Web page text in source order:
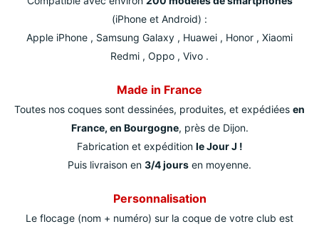
(iPhone et Android) :
Apple iPhone , Samsung Galaxy , Huawei , Honor , Xiaomi
Redmi , Oppo , Vivo .
Made in France
Toutes nos coques sont dessinées, produites, et expédiées en
France, en Bourgogne, près de Dijon.
Fabrication et expédition le Jour J !
Puis livraison en 3/4 jours en moyenne.
Personnalisation
Le flocage (nom + numéro) sur la coque de votre club est